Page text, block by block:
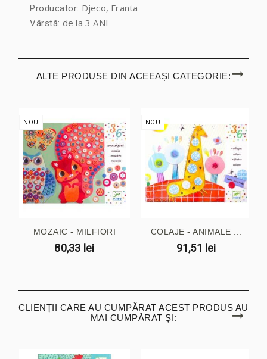
Producator: Djeco, Franta
Vârstă: de la 3 ANI
ALTE PRODUSE DIN ACEEAȘI CATEGORIE:
NOU
MOZAIC - MILFIORI
80,33 lei
NOU
COLAJE - ANIMALE ...
91,51 lei
CLIENȚII CARE AU CUMPĂRAT ACEST PRODUS AU
MAI CUMPĂRAT ȘI: